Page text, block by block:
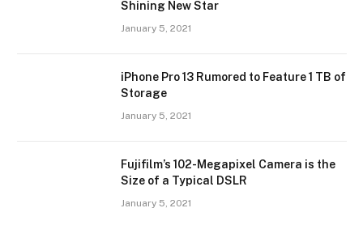
Shining New Star
January 5, 2021
iPhone Pro 13 Rumored to Feature 1 TB of
Storage
January 5, 2021
Fujifilm’s 102-Megapixel Camera is the
Size of a Typical DSLR
January 5, 2021